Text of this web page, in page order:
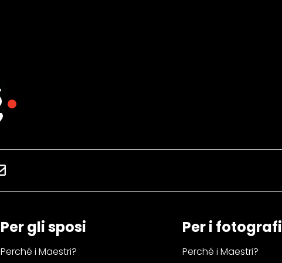
Per gli sposi
Perché i Maestri?
Per i fotografi
Perché i Maestri?